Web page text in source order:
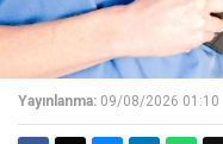
Yayınlanma: 09/08/2026 01:10